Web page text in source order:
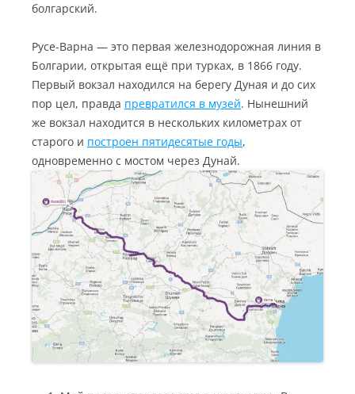
болгарский.
Русе-Варна — это первая железнодорожная линия в
Болгарии, открытая ещё при турках, в 1866 году.
Первый вокзал находился на берегу Дуная и до сих
пор цел, правда превратился в музей. Нынешний
же вокзал находится в нескольких километрах от
старого и построен пятидесятые годы,
одновременно с мостом через Дунай.